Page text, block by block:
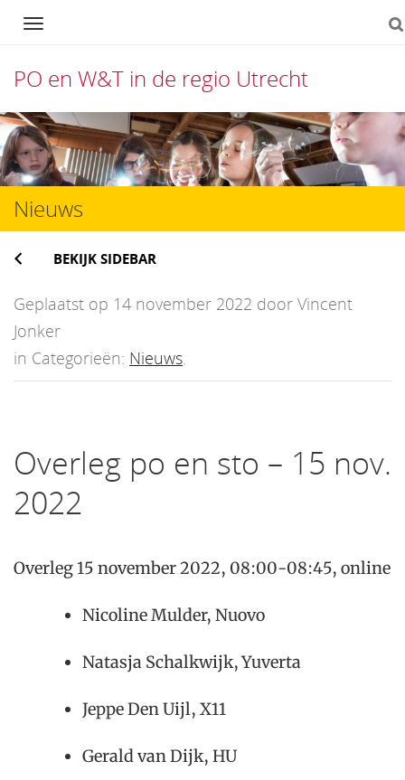
Navigation
PO en W&T in de regio Utrecht
Direct
naar
het
inhoud
Nieuws
BEKIJK SIDEBAR
Geplaatst op 14 november 2022 door Vincent
Jonker
in Categorieën: Nieuws.
Overleg po en sto – 15 nov.
2022
Overleg 15 november 2022, 08:00-08:45, online
Nicoline Mulder, Nuovo
Natasja Schalkwijk, Yuverta
Jeppe Den Uijl, X11
Gerald van Dijk, HU